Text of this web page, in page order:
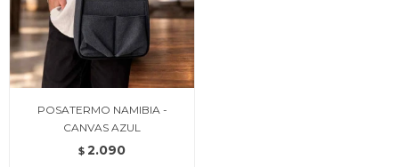
POSATERMO NAMIBIA -
CANVAS AZUL
$ 2.090